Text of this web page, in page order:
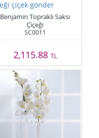
Benjamin Topraklı Saksı
Çiçeği
SC0011
2,115.88 TL